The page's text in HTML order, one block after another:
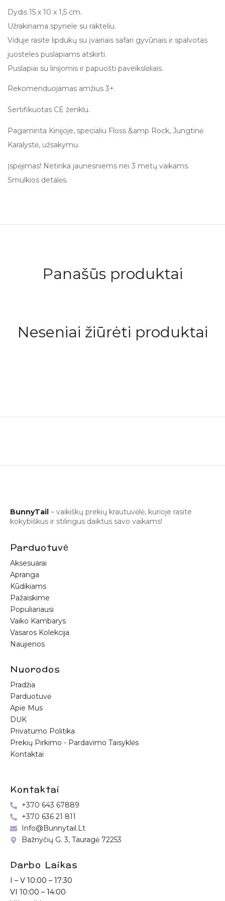
Dydis 15 x 10 x 1,5 cm.
Užrakinama spynele su rakteliu.
Viduje rasite lipdukų su įvairiais safari gyvūnais ir spalvotas
juosteles puslapiams atskirti.
Puslapiai su linijomis ir papuošti paveikslėliais.
Rekomenduojamas amžius 3+.
Sertifikuotas CE ženklu.
Pagaminta Kinijoje, specialiu Floss &amp Rock, Jungtinė
Karalystė, užsakymu.
Įspėjimas! Netinka jaunesniems nei 3 metų vaikams.
Smulkios detalės.
Panašūs produktai
Neseniai žiūrėti produktai
BunnyTail – vaikiškų prekių krautuvėlė, kurioje rasite
kokybiškus ir stilingus daiktus savo vaikams!
Parduotuvė
Aksesuarai
Apranga
Kūdikiams
Pažaiskime
Populiariausi
Vaiko Kambarys
Vasaros Kolekcija
Naujienos
Nuorodos
Pradžia
Parduotuvė
Apie Mus
DUK
Privatumo Politika
Prekių Pirkimo - Pardavimo Taisyklės
Kontaktai
Kontaktai
+370 643 67889
+370 636 21 811
Info@bunnytail.lt
Bažnyčių G. 3, Tauragė 72253
Darbo Laikas
I – V 10:00 – 17:30
VI 10:00 – 14:00